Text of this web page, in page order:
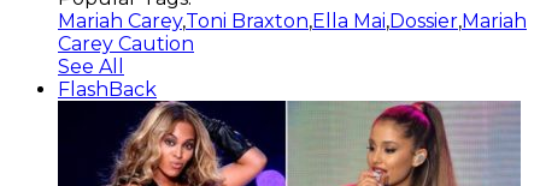
Mariah Carey,Toni Braxton,Ella Mai,Dossier,Mariah
Carey Caution
See All
FlashBack